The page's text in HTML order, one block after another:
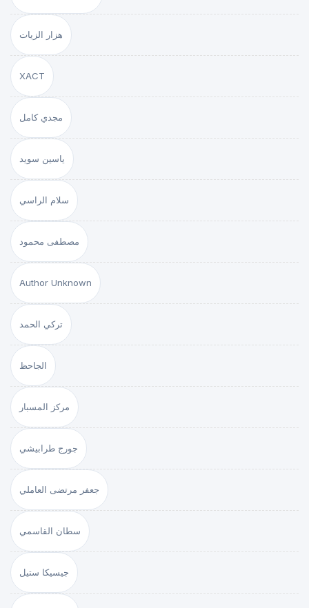
هزار الزيات
XACT
مجدي كامل
ياسين سويد
سلام الراسي
مصطفى محمود
Author Unknown
تركي الحمد
الجاحظ
مركز المسبار
جورج طرابيشي
جعفر مرتضى العاملي
سطان القاسمي
جيسيكا ستيل